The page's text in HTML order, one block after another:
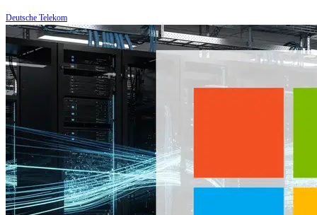
Deutsche Telekom